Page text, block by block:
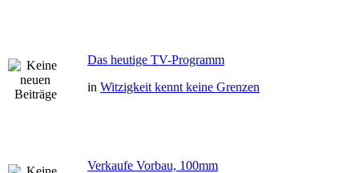
Das heutige TV-Programm
in Witzigkeit kennt keine Grenzen
Verkaufe Vorbau, 100mm